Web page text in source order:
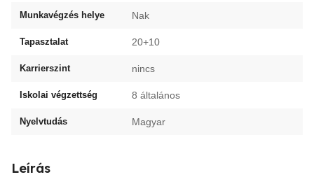
Munkavégzés helye Nak
Tapasztalat 20+10
Karrierszint nincs
Iskolai végzettség 8 általános
Nyelvtudás Magyar
Leírás